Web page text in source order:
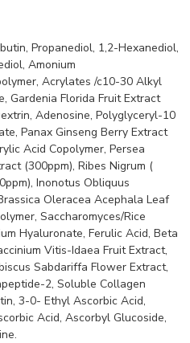
Propanediol, 1,2-Hexanediol,
Amonium
Acrylates /c10-30 Alkyl
Gardenia Florida Fruit Extract
Adenosine, Polyglyceryl-10
Panax Ginseng Berry Extract
Acid Copolymer, Persea
(300ppm), Ribes Nigrum (
Inonotus Obliquus
Oleracea Acephala Leaf
Saccharomyces/Rice
Hyaluronate, Ferulic Acid, Beta
Vitis-Idaea Fruit Extract,
Sabdariffa Flower Extract,
2, Soluble Collagen
3-0- Ethyl Ascorbic Acid,
Acid, Ascorbyl Glucoside,